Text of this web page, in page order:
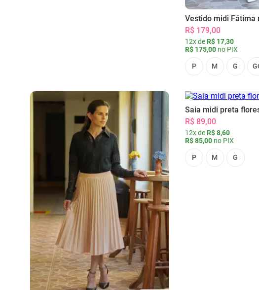
Vestido midi Fátima
R$ 179,00
12x de R$ 17,30
R$ 175,00no PIX
P M G
Saia midi preta
R$ 89,00
12x de R$ 8,60
R$ 85,00no PIX
P M G